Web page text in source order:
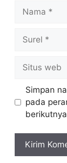
Nama
Surel
Situs
web
Simpan
pada